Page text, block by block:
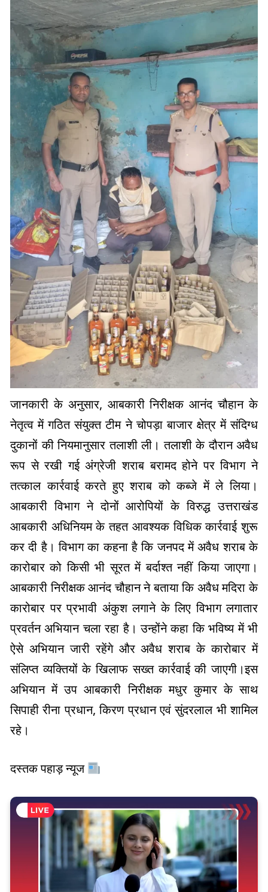
जानकारी के अनुसार, आबकारी निरीक्षक आनंद चौहान के
नेतृत्व में गठित संयुक्त टीम ने चोपड़ा बाजार क्षेत्र में संदिग्ध
दुकानों की नियमानुसार तलाशी ली। तलाशी के दौरान अवैध
रूप से रखी गई अंग्रेजी शराब बरामद होने पर विभाग ने
तत्काल कार्रवाई करते हुए शराब को कब्जे में ले लिया।
आबकारी विभाग ने दोनों आरोपियों के विरुद्ध उत्तराखंड
आबकारी अधिनियम के तहत आवश्यक विधिक कार्रवाई शुरू
कर दी है। विभाग का कहना है कि जनपद में अवैध शराब के
कारोबार को किसी भी सूरत में बर्दाश्त नहीं किया जाएगा।
आबकारी निरीक्षक आनंद चौहान ने बताया कि अवैध मदिरा के
कारोबार पर प्रभावी अंकुश लगाने के लिए विभाग लगातार
प्रवर्तन अभियान चला रहा है। उन्होंने कहा कि भविष्य में भी
ऐसे अभियान जारी रहेंगे और अवैध शराब के कारोबार में
संलिप्त व्यक्तियों के खिलाफ सख्त कार्रवाई की जाएगी।इस
अभियान में उप आबकारी निरीक्षक मधुर कुमार के साथ
सिपाही रीना प्रधान, किरण प्रधान एवं सुंदरलाल भी शामिल
रहे।
दस्तक पहाड़ न्यूज